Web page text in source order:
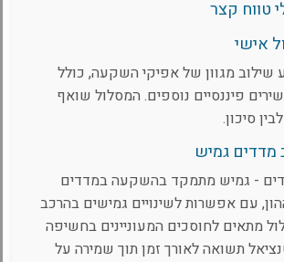
טווח קצר
אישי
שילוב מגוון של אפיקי השקעה, כולל
פיננסיים נוספים. המסלול שואף
סיכון.
מדדים גמיש
- גמיש מתמקד בהשקעה במדדים
עם אפשרות לשינויים גמישים בהרכב
מתאים לחוסכים המעוניינים בחשיפה
תשואה לאורך זמן תוך שמירה על